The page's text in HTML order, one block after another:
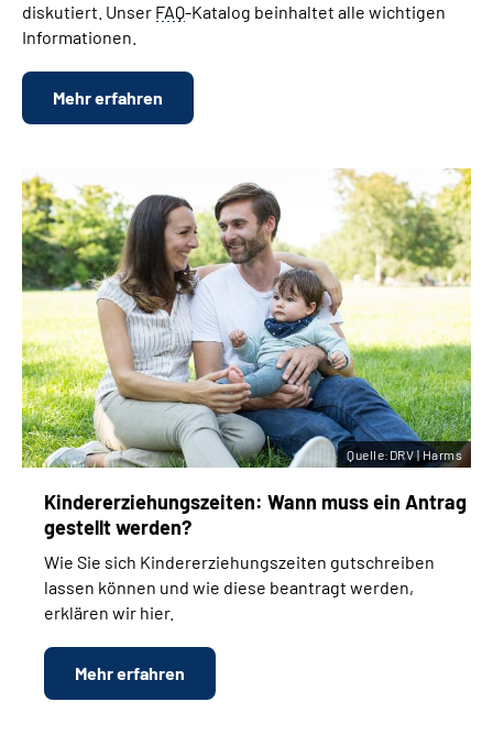
diskutiert. Unser FAQ-Katalog beinhaltet alle wichtigen
Informationen.
Mehr erfahren
Kinder­erziehungs­zeiten: Wann muss ein Antrag
gestellt werden?
Wie Sie sich Kinder­erziehungs­zeiten gutschreiben
lassen können und wie diese beantragt werden,
erklären wir hier.
Mehr erfahren
Quelle:DRV | Harms